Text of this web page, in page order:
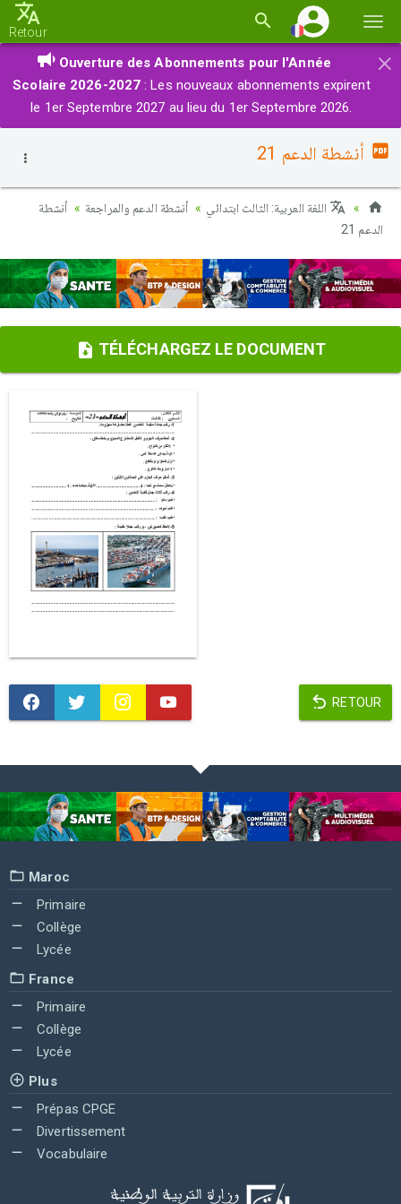
la
Retour
×
Ouverture des Abonnements pour l'Année
Scolaire 2026-2027 : Les nouveaux abonnements expirent
le 1er Septembre 2027 au lieu du 1er Septembre 2026.
أنشطة الدعم 21
اللغة العربية: الثالث ابتدائي أنشطة الدعم والمراجعة
أنشطة
الدعم 21
TÉLÉCHARGEZ LE DOCUMENT
RETOUR
Maroc
Primaire
Collège
Lycée
France
Primaire
Collège
Lycée
Plus
Prépas CPGE
Divertissement
Vocabulaire